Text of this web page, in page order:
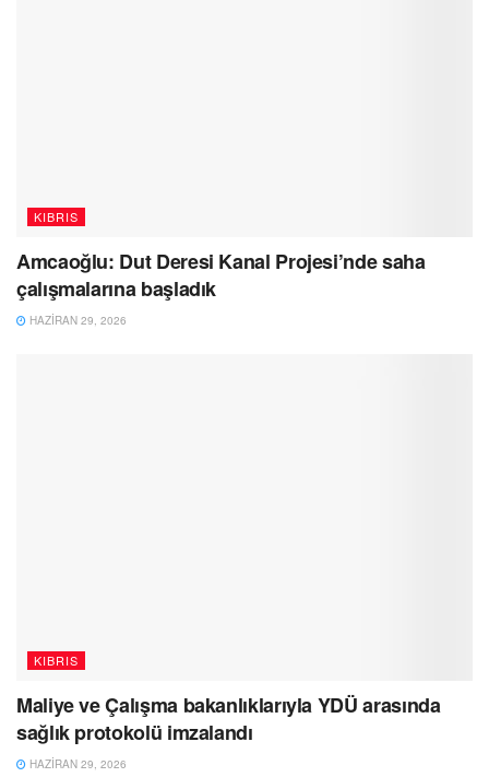
KIBRIS
Amcaoğlu: Dut Deresi Kanal Projesi’nde saha
çalışmalarına başladık
HAZIRAN 29, 2026
KIBRIS
Maliye ve Çalışma bakanlıklarıyla YDÜ arasında
sağlık protokolü imzalandı
HAZIRAN 29, 2026